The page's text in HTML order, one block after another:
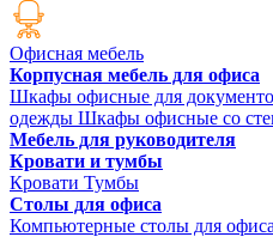
Офисная мебель
Корпусная мебель для офиса
Шкафы офисные для
одежды Шкафы офисные со
Мебель для руководителя
Кровати и тумбы
Кровати Тумбы
Столы для офиса
Компьютерные столы для офиса